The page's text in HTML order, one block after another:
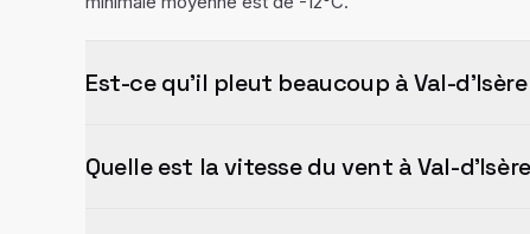
Est-ce qu'il pleut beaucoup à Val-
Quelle est la vitesse du vent à Val-